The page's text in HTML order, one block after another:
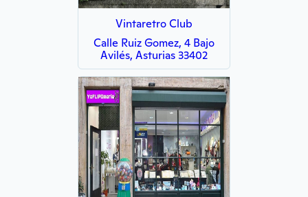
Vintaretro Club
Calle Ruiz Gomez, 4 Bajo
Avilés, Asturias 33402